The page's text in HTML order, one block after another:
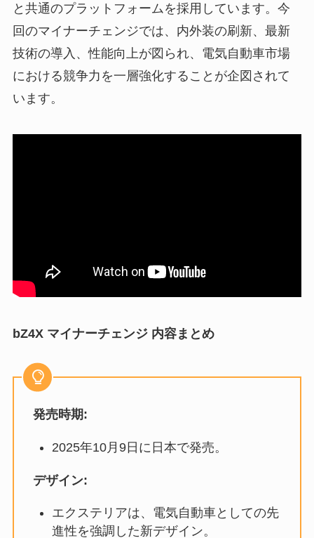
と共通のプラットフォームを採用しています。今
回のマイナーチェンジでは、内外装の刷新、最新
技術の導入、性能向上が図られ、電気自動車市場
における競争力を一層強化することが企図されて
います。
bZ4X マイナーチェンジ 内容まとめ
発売時期:
2025年10月9日に日本で発売。
デザイン:
エクステリアは、電気自動車としての先
進性を強調した新デザイン。